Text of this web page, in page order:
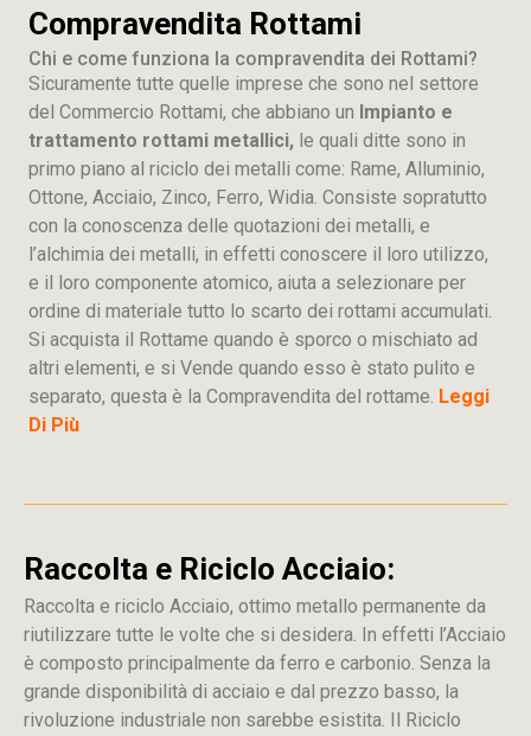
Compravendita Rottami
Chi e come funziona la compravendita dei Rottami?
Sicuramente tutte quelle imprese che sono nel settore
del Commercio Rottami, che abbiano un Impianto e
trattamento rottami metallici, le quali ditte sono in
primo piano al riciclo dei metalli come: Rame, Alluminio,
Ottone, Acciaio, Zinco, Ferro, Widia. Consiste sopratutto
con la conoscenza delle quotazioni dei metalli, e
l’alchimia dei metalli, in effetti conoscere il loro utilizzo,
e il loro componente atomico, aiuta a selezionare per
ordine di materiale tutto lo scarto dei rottami accumulati.
Si acquista il Rottame quando è sporco o mischiato ad
altri elementi, e si Vende quando esso è stato pulito e
separato, questa è la Compravendita del rottame. Leggi
Di Più
Raccolta e Riciclo Acciaio:
Raccolta e riciclo Acciaio, ottimo metallo permanente da
riutilizzare tutte le volte che si desidera. In effetti l’Acciaio
è composto principalmente da ferro e carbonio. Senza la
grande disponibilità di acciaio e dal prezzo basso, la
rivoluzione industriale non sarebbe esistita. Il Riciclo